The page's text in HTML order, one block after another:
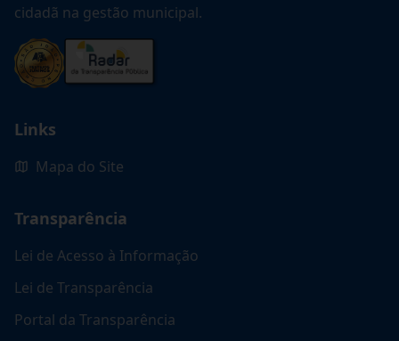
cidadã na gestão municipal.
Links
Mapa do Site
Transparência
Lei de Acesso à Informação
Lei de Transparência
Portal da Transparência